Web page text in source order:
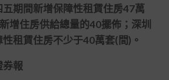
期間新增保障性租賃住房47萬
增住房供給總量的40擺佈；深圳
租賃住房不少于40萬套(間)。
報